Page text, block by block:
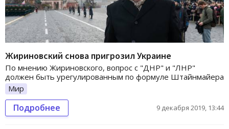
Жириновский снова пригрозил Украине
По мнению Жириновского, вопрос с "ДНР" и "ЛНР"
должен быть урегулированным по формуле Штайнмайера
Мир
Подробнее 9 декабря 2019, 13:44